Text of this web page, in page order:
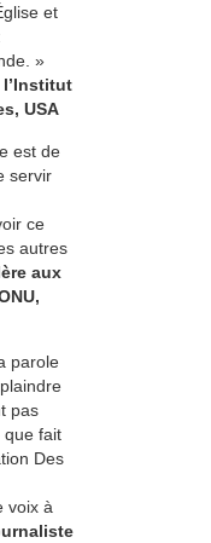
et
»
USA
est de
servir
ce
autres
aux
parole
pas
que fait
Des
voix à